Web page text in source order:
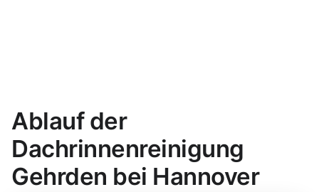
Ablauf der
Dachrinnenreinigung
Gehrden bei Hannover